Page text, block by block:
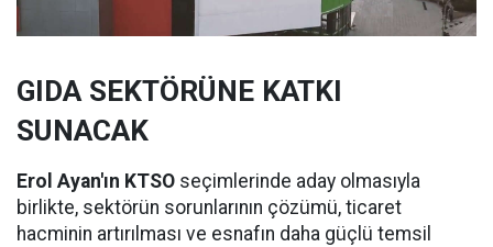
GIDA SEKTÖRÜNE KATKI
SUNACAK
Erol Ayan'ın KTSO seçimlerinde aday olmasıyla
birlikte, sektörün sorunlarının çözümü, ticaret
hacminin artırılması ve esnafın daha güçlü temsil